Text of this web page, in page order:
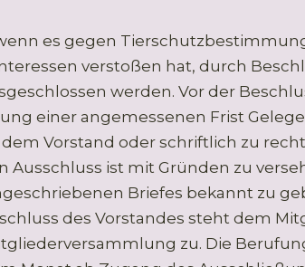
es gegen
verstoßen hat, durch
werden. Vor der
einer angemessenen Frist
Vorstand oder schriftlich zu
Ausschluss ist mit Gründen zu
Briefes bekannt zu
des Vorstandes steht dem
zu. Die